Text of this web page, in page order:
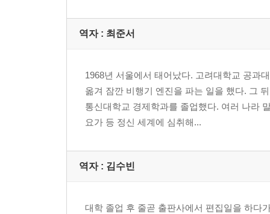
동기를 부여하라
목표를 설정하라
에밀 쿠에의 격언
에밀 쿠에 연보
역자 : 최준서
1968년 서울에서 태어났다. 고려대학교 공과
옮겨 잠깐 비행기 엔진을 파는 일을 했다. 그
통신대학교 경제학과를 졸업했다. 여러 나라
요가 등 정신 세계에 심취해...
역자 : 김수빈
대학 졸업 후 줄곧 출판사에서 편집일을 하다